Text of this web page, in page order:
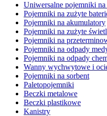
Uniwersalne pojemniki
Pojemniki na zużyte
Pojemniki na akumulatory
Pojemniki na zużyte
Pojemniki na
Pojemniki na odpady
Pojemniki na odpady
Wanny wychwytowe i
Pojemniki na sorbent
Paletopojemniki
Beczki metalowe
Beczki plastikowe
Kanistry